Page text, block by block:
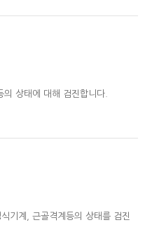
상태에 대해 검진합니다.
기계, 근골격계등의 상태를 검진